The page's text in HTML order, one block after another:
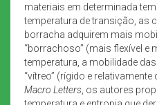
materiais em determinada
temperatura de transição, as
borracha adquirem mais
“borrachoso” (mais flexível e
temperatura, a mobilidade
“vítreo” (rígido e
Macro Letters , os autores